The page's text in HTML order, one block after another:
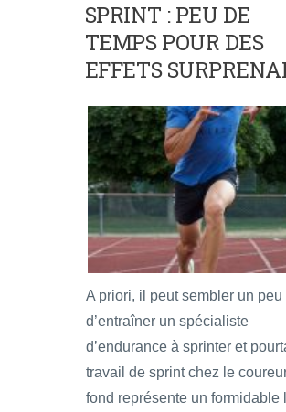
SPRINT : PEU DE
TEMPS POUR DES
EFFETS
A priori, il peut sembler un peu
d’entraîner un spécialiste
d’endurance à sprinter et
travail de sprint chez le
fond représente un formidable